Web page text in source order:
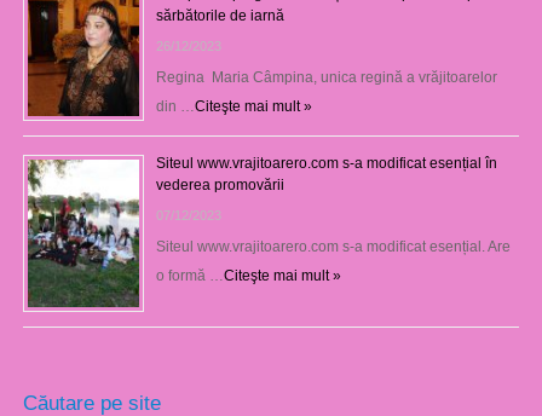
sărbătorile de iarnă
26/12/2023
Regina Maria Câmpina, unica regină a vrăjitoarelor
din … Citeşte mai mult »
Siteul www.vrajitoarero.com s-a modificat esențial în
vederea promovării
07/12/2023
Siteul www.vrajitoarero.com s-a modificat esențial. Are
o formă … Citeşte mai mult »
Căutare pe site